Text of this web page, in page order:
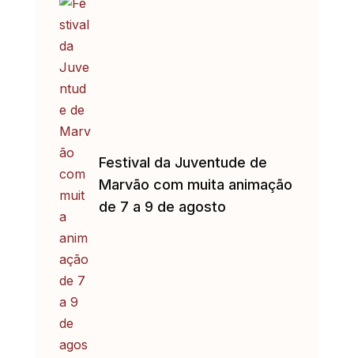
Festival da Juventude de
Marvão com muita animação
de 7 a 9 de agosto